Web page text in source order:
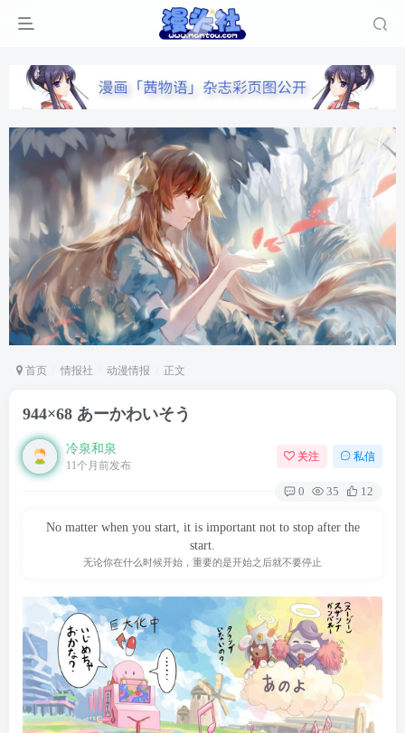
首页 情报社 动漫情报 正文
944×68 あーかわいそう
冷泉和泉
11个月前发布
关注 私信
0 35 12
No matter when you start, it is important not to stop after the
start.
无论你在什么时候开始，重要的是开始之后就不要停止